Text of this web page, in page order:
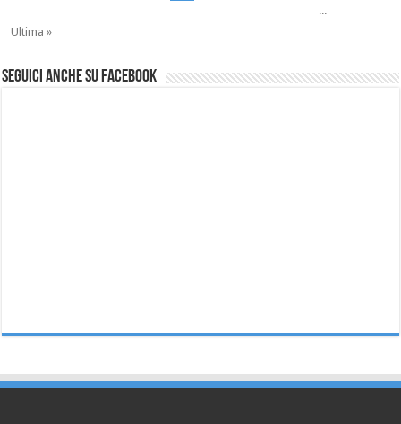
...
Ultima »
Seguici anche su Facebook